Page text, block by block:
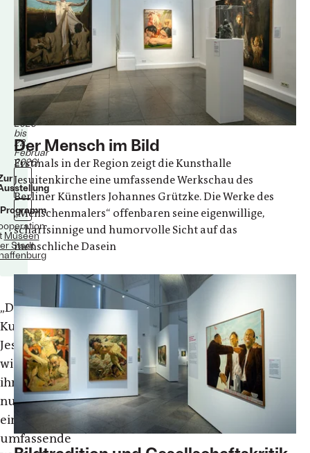
Menschenmaler
Museen
Stadt
Aschaffenburg
Kunsthalle
Jesuitenkirche
Vom
20.
September
2025
bis
22.
Februar
2026!
Programm
Museen
Stadt
„Die
Kunsthalle
Jesuitenkirche
widmet
ihm
nun
eine
umfassende
Der Mensch im Bild
Erstmals in der Region zeigt die Kunsthalle
Jesuitenkirche eine umfassende Werkschau des
Berliner Künstlers Johannes Grützke. Die Werke des
„Menschenmalers“ offenbaren seine eigenwillige,
scharfsinnige und humorvolle Sicht auf das
menschliche Dasein